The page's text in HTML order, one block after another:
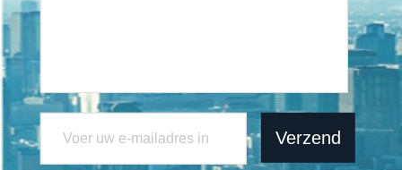
Verzend